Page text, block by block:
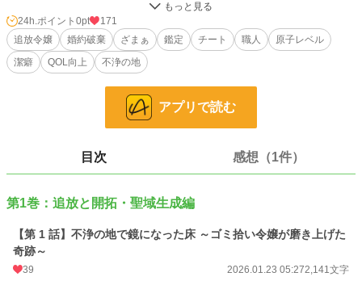
そこはかつての激戦地であり、呪われた魔導具や錆びた武器、さらには汚染され
た大地が広がる、文字通りの「ゴミ捨て場」だった。 しかし、彼女の能力の本
質は【清掃】ではなく、対象の原子を整え、摩擦と不純物を極限まで削ぎ落とす
【超精密研磨（ハイエンド・ポリッシュ）】だった。
部屋は伝説の聖域を凌ぐ魔力を放ち始める。彼女が拾った「錆びた鉄くず」は、
不純物を削ぎ落とされることで、神さえも斬り裂く「究極の神器」へと変貌を遂
やがて、彼女の作り出した「世界一清浄な場所」を求めて、呪われた英雄や、美
しさを失った精霊たちが続々と集まり始め――。
小説 228,585 位 / 228,585 件
ファンタジー 53,244 位 / 53,244 件
お気に入り
24h.ポイント 0pt
171
追放令嬢
婚約破棄 ざまぁ 鑑定 チート 職人
原子レベル
潔癖
QOL向上 不浄の地
アプリで読む
目次 感想（1件）
第1巻：追放と開拓・聖域生成編
【第 1 話】不浄の地で鏡になった床 ～ゴミ拾い令嬢が磨き上げた
奇跡～
39 2026.01.23 05:272,141文字